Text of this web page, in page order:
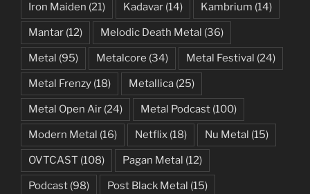
Iron Maiden (21) Kadavar (14) Kambrium (14)
Mantar (12) Melodic Death Metal (36)
Metal (95) Metalcore (34) Metal Festival (24)
Metal Frenzy (18) Metallica (25)
Metal Open Air (24) Metal Podcast (100)
Modern Metal (16) Netflix (18) Nu Metal (15)
OVTCAST (108) Pagan Metal (12)
Podcast (98) Post Black Metal (15)